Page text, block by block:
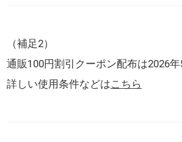
（補足2）
通販100円割引クーポン配布は2026
詳しい使用条件などはこちら